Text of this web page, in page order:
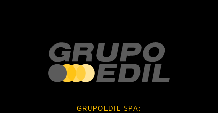
GRUPOEDIL SPA: